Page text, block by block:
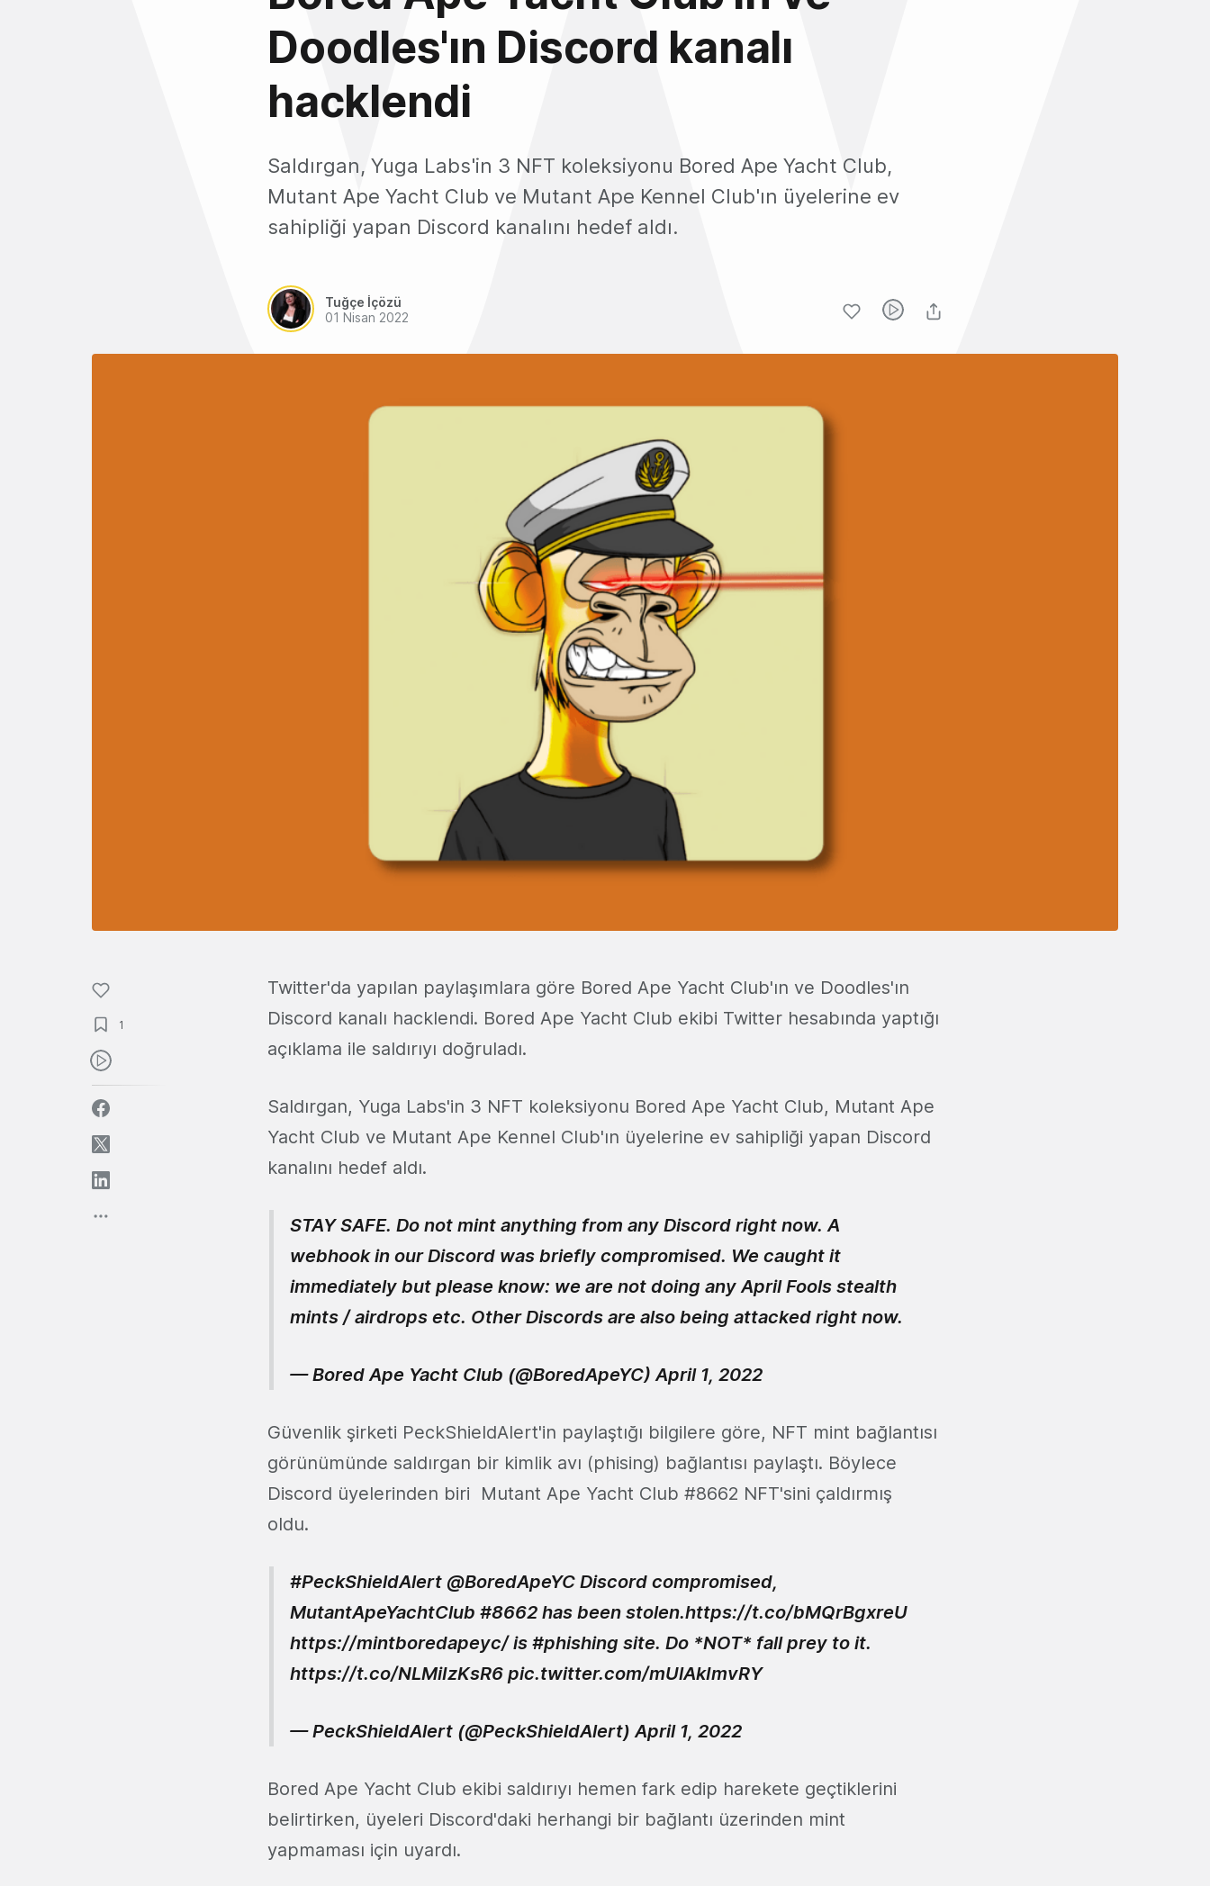
Doodles'ın Discord kanalı
hacklendi
Saldırgan, Yuga Labs'in 3 NFT koleksiyonu Bored Ape Yacht Club,
Mutant Ape Yacht Club ve Mutant Ape Kennel Club'ın üyelerine ev
sahipliği yapan Discord kanalını hedef aldı.
Tuğçe İçözü
01 Nisan 2022
1
Twitter'da yapılan paylaşımlara göre Bored Ape Yacht Club'ın ve Doodles'ın
Discord kanalı hacklendi. Bored Ape Yacht Club ekibi Twitter hesabında yaptığı
açıklama ile saldırıyı doğruladı.
Saldırgan, Yuga Labs'in 3 NFT koleksiyonu Bored Ape Yacht Club, Mutant Ape
Yacht Club ve Mutant Ape Kennel Club'ın üyelerine ev sahipliği yapan Discord
kanalını hedef aldı.
STAY SAFE. Do not mint anything from any Discord right now. A
webhook in our Discord was briefly compromised. We caught it
immediately but please know: we are not doing any April Fools stealth
mints / airdrops etc. Other Discords are also being attacked right now.
— Bored Ape Yacht Club (@BoredApeYC)April 1, 2022
Güvenlik şirketi PeckShieldAlert'in paylaştığı bilgilere göre, NFT mint bağlantısı
görünümünde saldırgan bir kimlik avı (phising) bağlantısı paylaştı. Böylece
Discord üyelerinden biri Mutant Ape Yacht Club #8662 NFT'sini çaldırmış
oldu.
#PeckShieldAlert @BoredApeYC Discord compromised,
MutantApeYachtClub #8662 has been stolen.https://t.co/bMQrBgxreU
https://mintboredapeyc/ is #phishing site. Do *NOT* fall prey to it.
https://t.co/NLMiIzKsR6 pic.twitter.com/mUlAkImvRY
— PeckShieldAlert (@PeckShieldAlert)April 1, 2022
Bored Ape Yacht Club ekibi saldırıyı hemen fark edip harekete geçtiklerini
belirtirken, üyeleri Discord'daki herhangi bir bağlantı üzerinden mint
yapmaması için uyardı.